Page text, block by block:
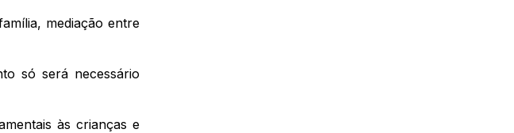
mediação entre
só será necessário
às crianças e